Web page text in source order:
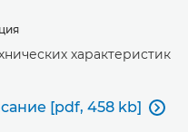
характеристик
[pdf, 458 kb] 